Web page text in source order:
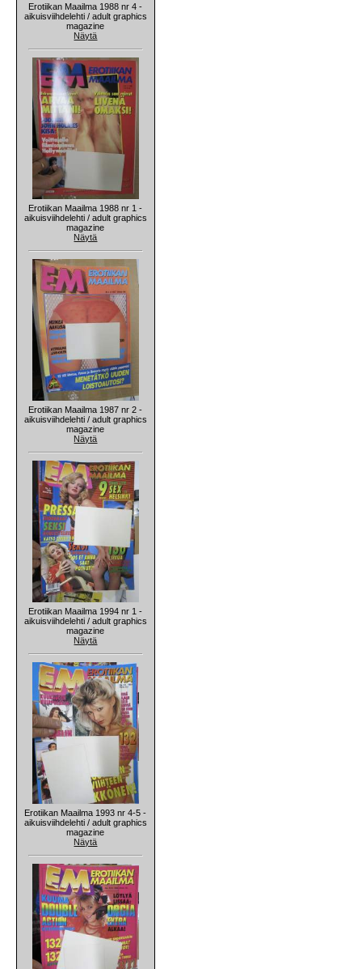
Erotiikan Maailma 1988 nr 4 -
aikuisviihdelehti / adult graphics
magazine
Näytä
Erotiikan Maailma 1988 nr 1 -
aikuisviihdelehti / adult graphics
magazine
Näytä
Erotiikan Maailma 1987 nr 2 -
aikuisviihdelehti / adult graphics
magazine
Näytä
Erotiikan Maailma 1994 nr 1 -
aikuisviihdelehti / adult graphics
magazine
Näytä
Erotiikan Maailma 1993 nr 4-5 -
aikuisviihdelehti / adult graphics
magazine
Näytä